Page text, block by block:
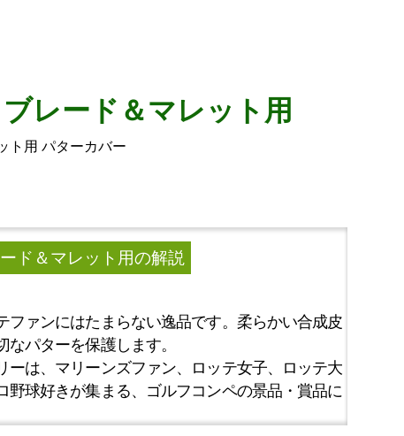
レード＆マレット用
ト用 パターカバー
ド＆マレット用の解説
ァンにはたまらない逸品です。柔らかい合成皮
パターを保護します。
は、マリーンズファン、ロッテ女子、ロッテ大
球好きが集まる、ゴルフコンペの景品・賞品に